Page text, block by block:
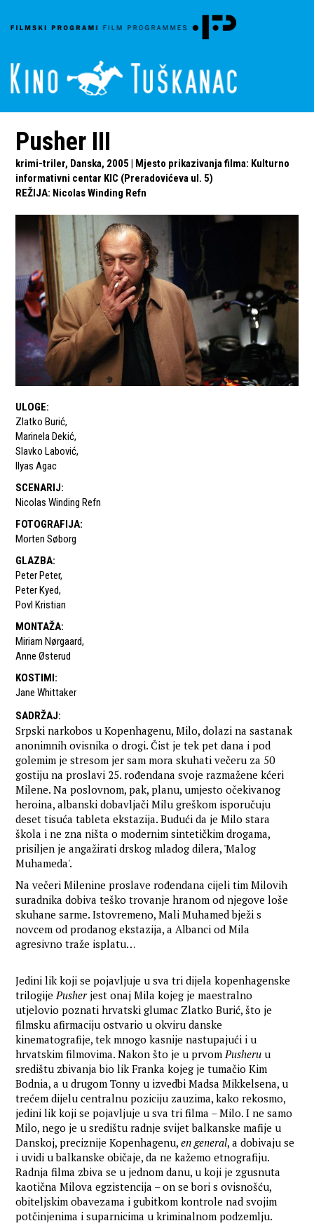
Pusher III
krimi-triler, Danska, 2005 | Mjesto prikazivanja filma: Kulturno
informativni centar KIC (Preradovićeva ul. 5)
REŽIJA: Nicolas Winding Refn
ULOGE:
Zlatko Burić,
Marinela Dekić,
Slavko Labović,
Ilyas Agac
SCENARIJ:
Nicolas Winding Refn
FOTOGRAFIJA:
Morten Søborg
GLAZBA:
Peter Peter,
Peter Kyed,
Povl Kristian
MONTAŽA:
Miriam Nørgaard,
Anne Østerud
KOSTIMI:
Jane Whittaker
SADRŽAJ:
Srpski narkobos u Kopenhagenu, Milo, dolazi na sastanak
anonimnih ovisnika o drogi. Čist je tek pet dana i pod
golemim je stresom jer sam mora skuhati večeru za 50
gostiju na proslavi 25. rođendana svoje razmažene kćeri
Milene. Na poslovnom, pak, planu, umjesto očekivanog
heroina, albanski dobavljači Milu greškom isporučuju
deset tisuća tableta ekstazija. Budući da je Milo stara
škola i ne zna ništa o modernim sintetičkim drogama,
prisiljen je angažirati drskog mladog dilera, 'Malog
Muhameda'.
Na večeri Milenine proslave rođendana cijeli tim Milovih
suradnika dobiva teško trovanje hranom od njegove loše
skuhane sarme. Istovremeno, Mali Muhamed bježi s
novcem od prodanog ekstazija, a Albanci od Mila
agresivno traže isplatu…
Jedini lik koji se pojavljuje u sva tri dijela kopenhagenske
trilogijePusherjest onaj Mila kojeg je maestralno
utjelovio poznati hrvatski glumac Zlatko Burić, što je
filmsku afirmaciju ostvario u okviru danske
kinematografije, tek mnogo kasnije nastupajući i u
hrvatskim filmovima. Nakon što je u prvomPusheru u
središtu zbivanja bio lik Franka kojeg je tumačio Kim
Bodnia, a u drugom Tonny u izvedbi Madsa Mikkelsena, u
trećem dijelu centralnu poziciju zauzima, kako rekosmo,
jedini lik koji se pojavljuje u sva tri filma – Milo. I ne samo
Milo, nego je u središtu radnje svijet balkanske mafije u
Danskoj, preciznije Kopenhagenu,en general, a dobivaju se
i uvidi u balkanske običaje, da ne kažemo etnografiju.
Radnja filma zbiva se u jednom danu, u koji je zgusnuta
kaotična Milova egzistencija – on se bori s ovisnošću,
obiteljskim obavezama i gubitkom kontrole nad svojim
potčinjenima i suparnicima u kriminalnom podzemlju.